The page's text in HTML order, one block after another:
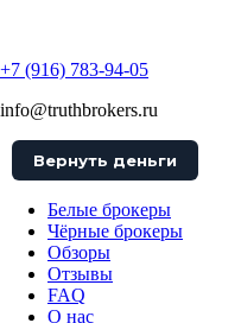
+7 (916) 783-94-05
info@truthbrokers.ru
Вернуть деньги
Белые брокеры
Чёрные брокеры
Обзоры
Отзывы
FAQ
О нас